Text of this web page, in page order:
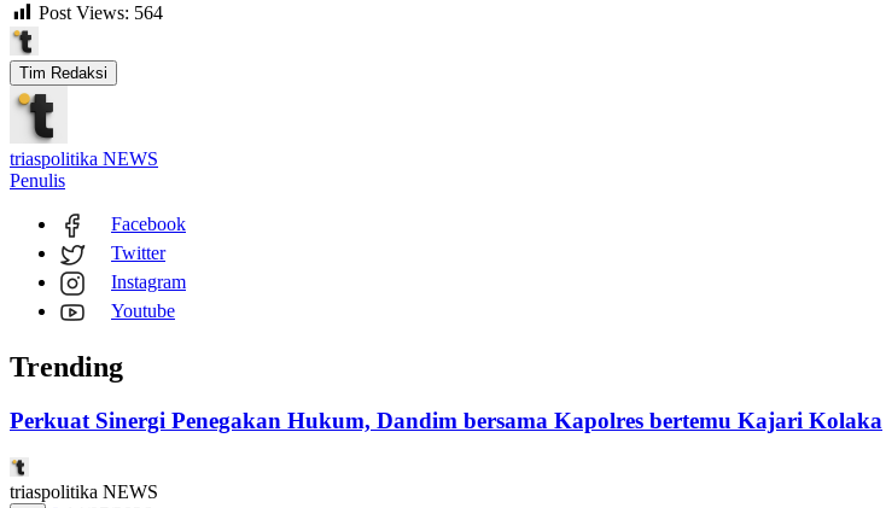
Post Views: 564
Tim Redaksi
triaspolitika NEWS
Penulis
Facebook
Twitter
Instagram
Youtube
Trending
Perkuat Sinergi Penegakan Hukum, Dandim bersama Kapolres bertemu Kajari Kolaka
triaspolitika NEWS